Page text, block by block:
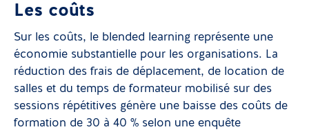
Les coûts
Sur les coûts, le blended learning représente une
économie substantielle pour les organisations. La
réduction des frais de déplacement, de location de
salles et du temps de formateur mobilisé sur des
sessions répétitives génère une baisse des coûts de
formation de 30 à 40 % selon une enquête